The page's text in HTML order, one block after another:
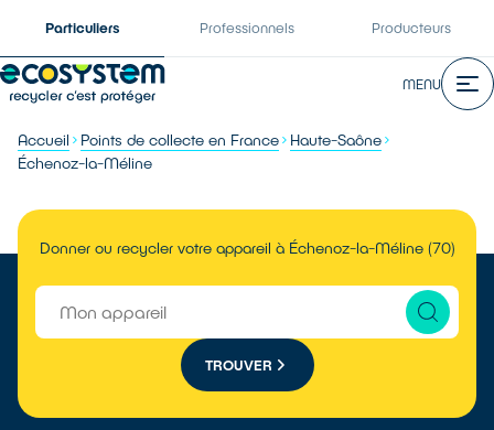
Particuliers Professionnels Producteurs
MENU
Accueil Points de collecte en France
Haute-Saône
Échenoz-la-Méline
Donner ou recycler votre appareil à Échenoz-la-Méline (70)
TROUVER